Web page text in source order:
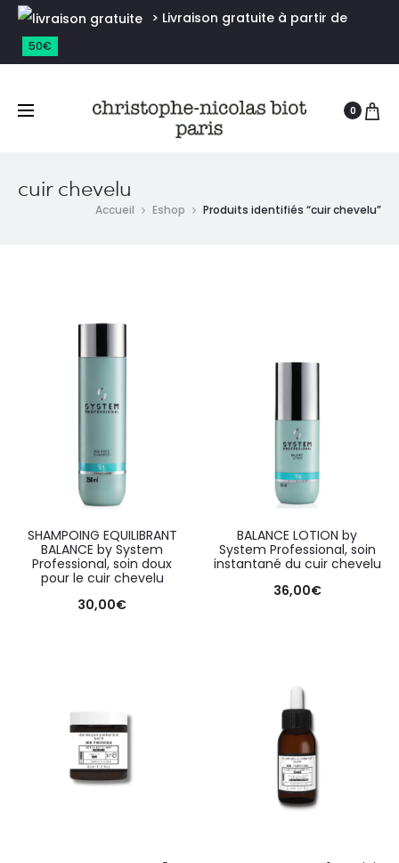
> Livraison gratuite à partir de
50€
0
cuir chevelu
Accueil Eshop Produits identifiés “cuir chevelu”
SHAMPOING EQUILIBRANT
BALANCE by System
Professional, soin doux
pour le cuir chevelu
30,00€
BALANCE LOTION by
System Professional, soin
instantané du cuir chevelu
36,00€